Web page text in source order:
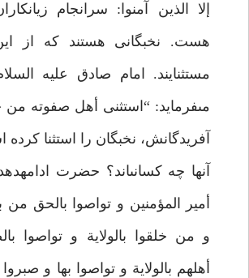
إلا الذين آمنوا: سرانجام
هست. نخبگانى هستند كه از
مستثنايند. امام صادق عليه
مى‏فرمايد: “استثنى أهل صفوته من
آفريدگانش، نخبگان را استثنا
آنها چه كسانى‏اند؟ حضرت ادامه‏دهد:
أمير المؤمنين و تواصوا بالحق من
و من خلقوا بالولاية و تواصوا
أهلهم بالولاية و تواصوا بها و